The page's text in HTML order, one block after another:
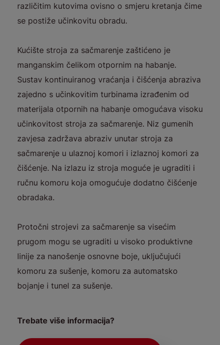
različitim kutovima ovisno o smjeru kretanja čime
se postiže učinkovitu obradu.
Kućište stroja za sačmarenje zaštićeno je
manganskim čelikom otpornim na habanje.
Sustav kontinuiranog vraćanja i čišćenja abraziva
zajedno s učinkovitim turbinama izrađenim od
materijala otpornih na habanje omogućava visoku
učinkovitost stroja za sačmarenje. Niz gumenih
zavjesa zadržava abraziv unutar stroja za
sačmarenje u ulaznoj komori i izlaznoj komori za
čišćenje. Na izlazu iz stroja moguće je ugraditi i
ručnu komoru koja omogućuje dodatno čišćenje
obradaka.
Protočni strojevi za sačmarenje sa visećim
prugom mogu se ugraditi u visoko produktivne
linije za nanošenje osnovne boje, uključujući
komoru za sušenje, komoru za automatsko
bojanje i tunel za sušenje.
Trebate više informacija?